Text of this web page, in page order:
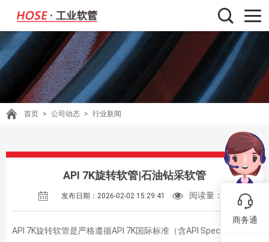
首页 > 公司动态 > 行业新闻
API 7K旋转软管|石油钻采软管
发布日期：2026-02-02 15:29:41 阅读量：
API 7K旋转软管是严格遵循API 7K国际标准（含API Spec. 7K FSL 1
商务通